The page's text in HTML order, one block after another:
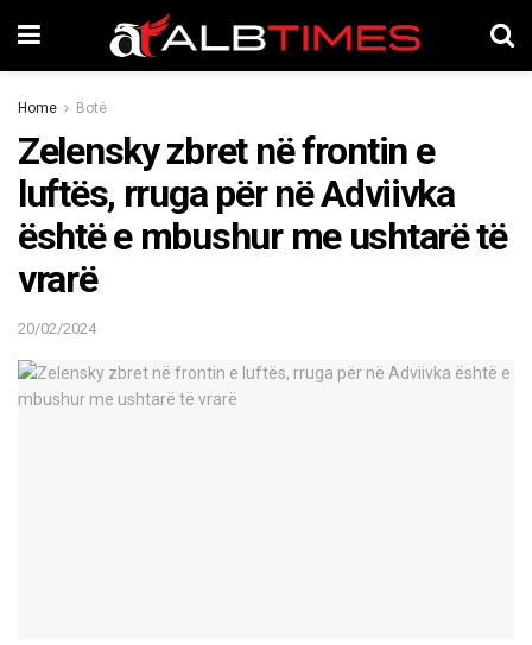
Home Botë
Zelensky zbret në frontin e
luftës, rruga për në Adviivka
është e mbushur me ushtarë të
vrarë
20/02/2024